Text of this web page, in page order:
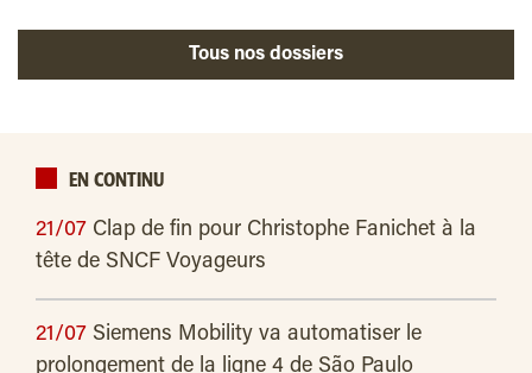
Tous nos dossiers
EN CONTINU
21/07 Clap de fin pour Christophe Fanichet à la
tête de SNCF Voyageurs
21/07 Siemens Mobility va automatiser le
prolongement de la ligne 4 de São Paulo